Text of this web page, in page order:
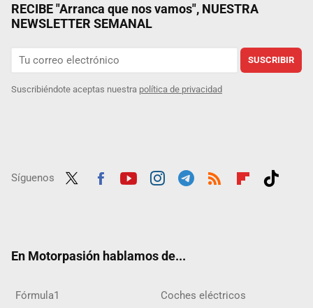
RECIBE "Arranca que nos vamos", NUESTRA
NEWSLETTER SEMANAL
SUSCRIBIR
Suscribiéndote aceptas nuestra política de privacidad
Síguenos
En Motorpasión hablamos de...
Fórmula1 Coches eléctricos